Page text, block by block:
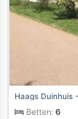
Betten: 6